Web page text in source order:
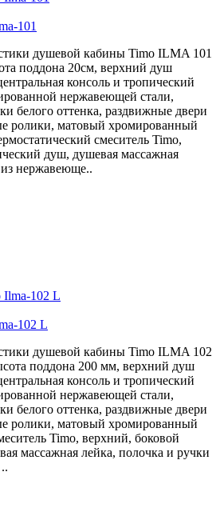
101
душевой кабины Timo ILMA 101
поддона 20см, верхний душ
консоль и тропический
нержавеющей стали,
белого оттенка, раздвижные двери
ролики, матовый хромированный
смеситель Timo,
душ, душевая массажная
нержавеюще..
102 L
душевой кабины Timo ILMA 102
поддона 200 мм, верхний душ
консоль и тропический
нержавеющей стали,
белого оттенка, раздвижные двери
ролики, матовый хромированный
Timo, верхний, боковой
массажная лейка, полочка и ручки